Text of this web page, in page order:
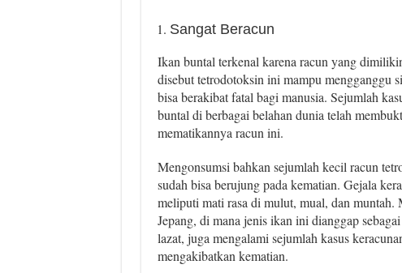
Sangat Beracun
Ikan buntal terkenal karena racun yang
disebut tetrodotoksin ini mampu mengganggu
bisa berakibat fatal bagi manusia. Sejumlah
buntal di berbagai belahan dunia telah
mematikannya racun ini.
Mengonsumsi bahkan sejumlah kecil racun
sudah bisa berujung pada kematian. Gejala
meliputi mati rasa di mulut, mual, dan muntah.
Jepang, di mana jenis ikan ini dianggap
lazat, juga mengalami sejumlah kasus
mengakibatkan kematian.